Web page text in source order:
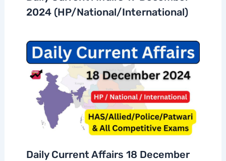
2024 (HP/National/International)
Daily Current Affairs 18 December